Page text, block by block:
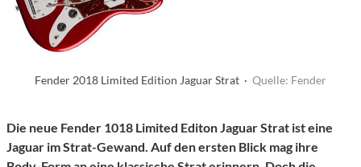
Fender 2018 Limited Edition Jaguar Strat · Quelle: Fender
Die neue Fender 1018 Limited Editon Jaguar Strat ist eine
Jaguar im Strat-Gewand. Auf den ersten Blick mag ihre